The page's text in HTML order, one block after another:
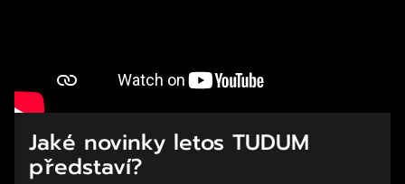
Jaké novinky letos TUDUM
představí?